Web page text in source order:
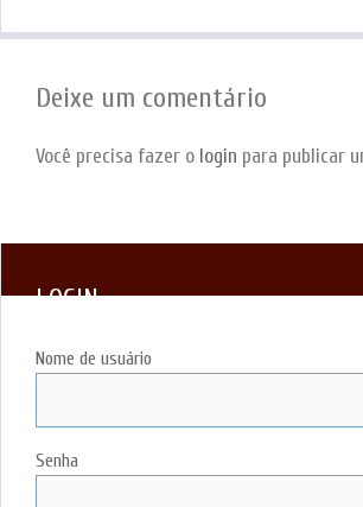
Deixe um comentário
Você precisa fazer o login para publicar
LOGIN
Nome de usuário
Senha